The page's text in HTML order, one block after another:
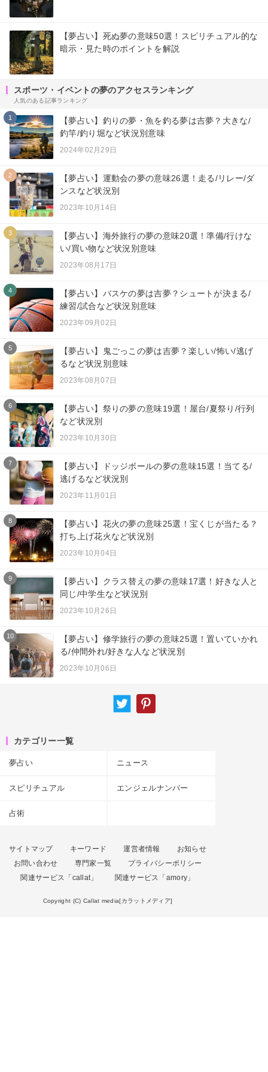
【夢占い】死ぬ夢の意味50選！スピリチュアル的な
暗示・見た時のポイントを解説
スポーツ・イベントの夢のアクセスランキング
人気のある記事ランキング
1
【夢占い】釣りの夢・魚を釣る夢は吉夢？大きな/
釣竿/釣り堀など状況別意味
2024年02月29日
2
【夢占い】運動会の夢の意味26選！走る/リレー/ダ
ンスなど状況別
2023年10月14日
3
【夢占い】海外旅行の夢の意味20選！準備/行けな
い/買い物など状況別意味
2023年08月17日
4
【夢占い】バスケの夢は吉夢？シュートが決まる/
練習/試合など状況別意味
2023年09月02日
5
【夢占い】鬼ごっこの夢は吉夢？楽しい/怖い/逃げ
るなど状況別意味
2023年08月07日
6
【夢占い】祭りの夢の意味19選！屋台/夏祭り/行列
など状況別
2023年10月30日
7
【夢占い】ドッジボールの夢の意味15選！当てる/
逃げるなど状況別
2023年11月01日
8
【夢占い】花火の夢の意味25選！宝くじが当たる？
打ち上げ花火など状況別
2023年10月04日
9
【夢占い】クラス替えの夢の意味17選！好きな人と
同じ/中学生など状況別
2023年10月26日
10
【夢占い】修学旅行の夢の意味25選！置いていかれ
る/仲間外れ/好きな人など状況別
2023年10月06日
カテゴリー一覧
夢占い ニュース
スピリチュアル エンジェルナンバー
占術
サイトマップ キーワード 運営者情報
お知らせ
お問い合わせ
専門家一覧
プライバシーポリシー
関連サービス「callat」
関連サービス「amory」
Copyright (C) Callat media[カラットメディア]